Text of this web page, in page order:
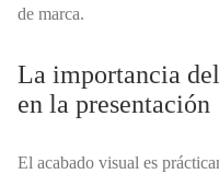
de marca.
La importancia
en la presentación
El acabado visual es